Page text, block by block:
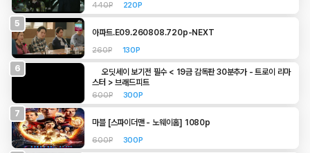
440P 220P
5
아파트.E09.260808.720p-NEXT
260P 130P
6
오딧세이 보기전 필수 < 19금 감독판 30분추가 - 트로이 리마
스터 > 브래드피트
600P 300P
7
마블 [스파이더맨 - 노웨이홈] 1080p
600P 300P